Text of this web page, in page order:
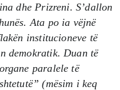
dhe Prizreni. S’dallon
Ata po ia vëjnë
institucioneve të
demokratik. Duan të
paralele të
(mësim i keq